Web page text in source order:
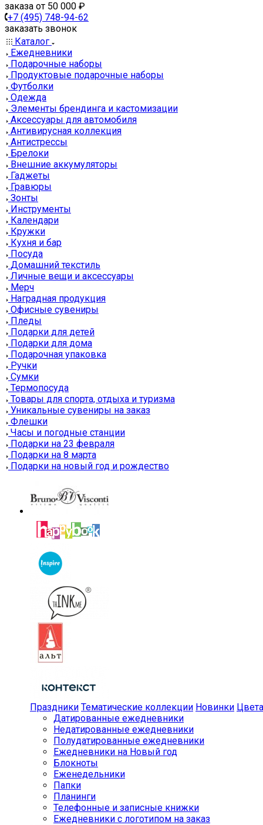
заказа от 50 000 ₽
+7 (495) 748-94-62
заказать звонок
Каталог
Ежедневники
Подарочные наборы
Продуктовые подарочные наборы
Футболки
Одежда
Элементы брендинга и кастомизации
Аксессуары для автомобиля
Антивирусная коллекция
Антистрессы
Брелоки
Внешние аккумуляторы
Гаджеты
Гравюры
Зонты
Инструменты
Календари
Кружки
Кухня и бар
Посуда
Домашний текстиль
Личные вещи и аксессуары
Мерч
Наградная продукция
Офисные сувениры
Пледы
Подарки для детей
Подарки для дома
Подарочная упаковка
Ручки
Сумки
Термопосуда
Товары для спорта, отдыха и туризма
Уникальные сувениры на заказ
Флешки
Часы и погодные станции
Подарки на 23 февраля
Подарки на 8 марта
Подарки на новый год и рождество
Праздники Тематические коллекции Новинки Цвета
Датированные ежедневники
Недатированные ежедневники
Полудатированные ежедневники
Ежедневники на Новый год
Блокноты
Еженедельники
Папки
Планинги
Телефонные и записные книжки
Ежедневники с логотипом на заказ